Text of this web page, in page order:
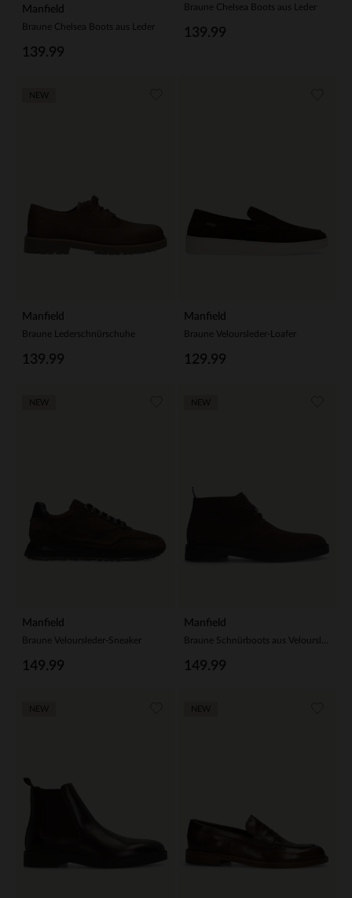
Manfield
Braune Chelsea Boots aus Leder
139.99
Braune Chelsea Boots aus Leder
139.99
Manfield
Braune Lederschnürschuhe
139.99
Manfield
Braune Veloursleder-Loafer
129.99
Manfield
Braune Veloursleder-Sneaker
149.99
Manfield
149.99